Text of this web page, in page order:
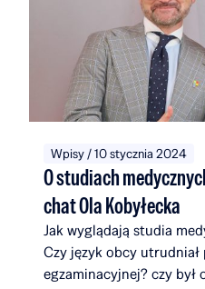
talentów ponad 22 mln
pochodzą z inicjatywy
organizatorami są
angażując
z całego świata.
Wpisy / 10 stycznia 2024
O studiach
chat Ola Kobyłecka
Jak wyglądają studia
Czy język obcy utrudniał
egzaminacyjnej? czy był